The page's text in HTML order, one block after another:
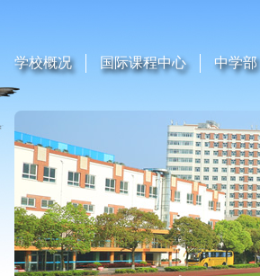
学校概况 国际课程中心 中学部